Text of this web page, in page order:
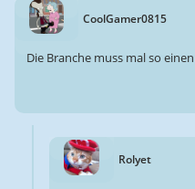
CoolGamer0815
Die Branche muss mal so
Rolyet